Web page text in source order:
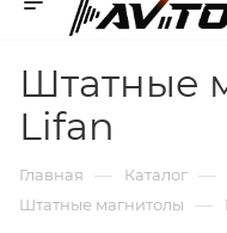
Штатные
Lifan
Главная — Каталог —
Штатные магнитолы —